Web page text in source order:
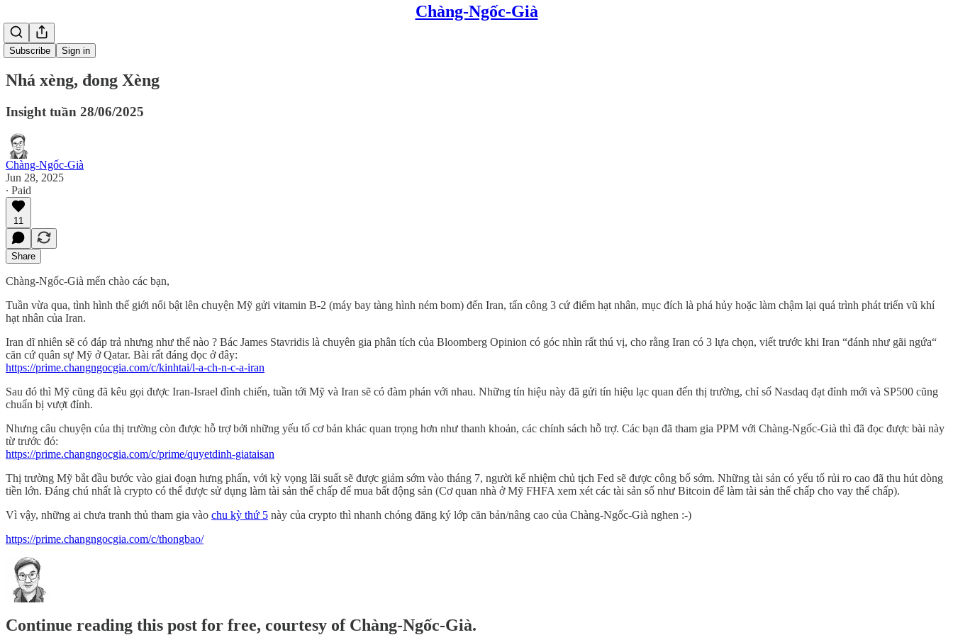
Chàng-Ngốc-Già
Subscribe Sign in
Nhá xèng, đong Xèng
Insight tuần 28/06/2025
Chàng-Ngốc-Già
Jun 28, 2025
∙ Paid
11
Share
Chàng-Ngốc-Già mến chào các bạn,
Tuần vừa qua, tình hình thế giới nổi bật lên chuyện Mỹ gửi vitamin B-2 (máy bay tàng hình ném bom) đến Iran, tấn công 3 cứ điểm hạt nhân, mục đích là phá hủy hoặc làm chậm lại quá trình phát triển vũ khí
hạt nhân của Iran.
Iran dĩ nhiên sẽ có đáp trả nhưng như thế nào ? Bác James Stavridis là chuyên gia phân tích của Bloomberg Opinion có góc nhìn rất thú vị, cho rằng Iran có 3 lựa chọn, viết trước khi Iran “đánh như gãi ngứa“
căn cứ quân sự Mỹ ở Qatar. Bài rất đáng đọc ở đây:
https://prime.changngocgia.com/c/kinhtai/l-a-ch-n-c-a-iran
Sau đó thì Mỹ cũng đã kêu gọi được Iran-Israel đình chiến, tuần tới Mỹ và Iran sẽ có đàm phán với nhau. Những tín hiệu này đã gửi tín hiệu lạc quan đến thị trường, chỉ số Nasdaq đạt đỉnh mới và SP500 cũng
chuẩn bị vượt đỉnh.
Nhưng câu chuyện của thị trường còn được hỗ trợ bởi những yếu tố cơ bản khác quan trọng hơn như thanh khoản, các chính sách hỗ trợ. Các bạn đã tham gia PPM với Chàng-Ngốc-Già thì đã đọc được bài này
từ trước đó:
https://prime.changngocgia.com/c/prime/quyetdinh-giataisan
Thị trường Mỹ bắt đầu bước vào giai đoạn hưng phấn, với kỳ vọng lãi suất sẽ được giảm sớm vào tháng 7, người kế nhiệm chủ tịch Fed sẽ được công bố sớm. Những tài sản có yếu tố rủi ro cao đã thu hút dòng
tiền lớn. Đáng chú nhất là crypto có thể được sử dụng làm tài sản thế chấp để mua bất động sản (Cơ quan nhà ở Mỹ FHFA xem xét các tài sản số như Bitcoin để làm tài sản thế chấp cho vay thế chấp).
Vì vậy, những ai chưa tranh thủ tham gia vào chu kỳ thứ 5 này của crypto thì nhanh chóng đăng ký lớp căn bản/nâng cao của Chàng-Ngốc-Già nghen :-)
https://prime.changngocgia.com/c/thongbao/
Continue reading this post for free, courtesy of Chàng-Ngốc-Già.